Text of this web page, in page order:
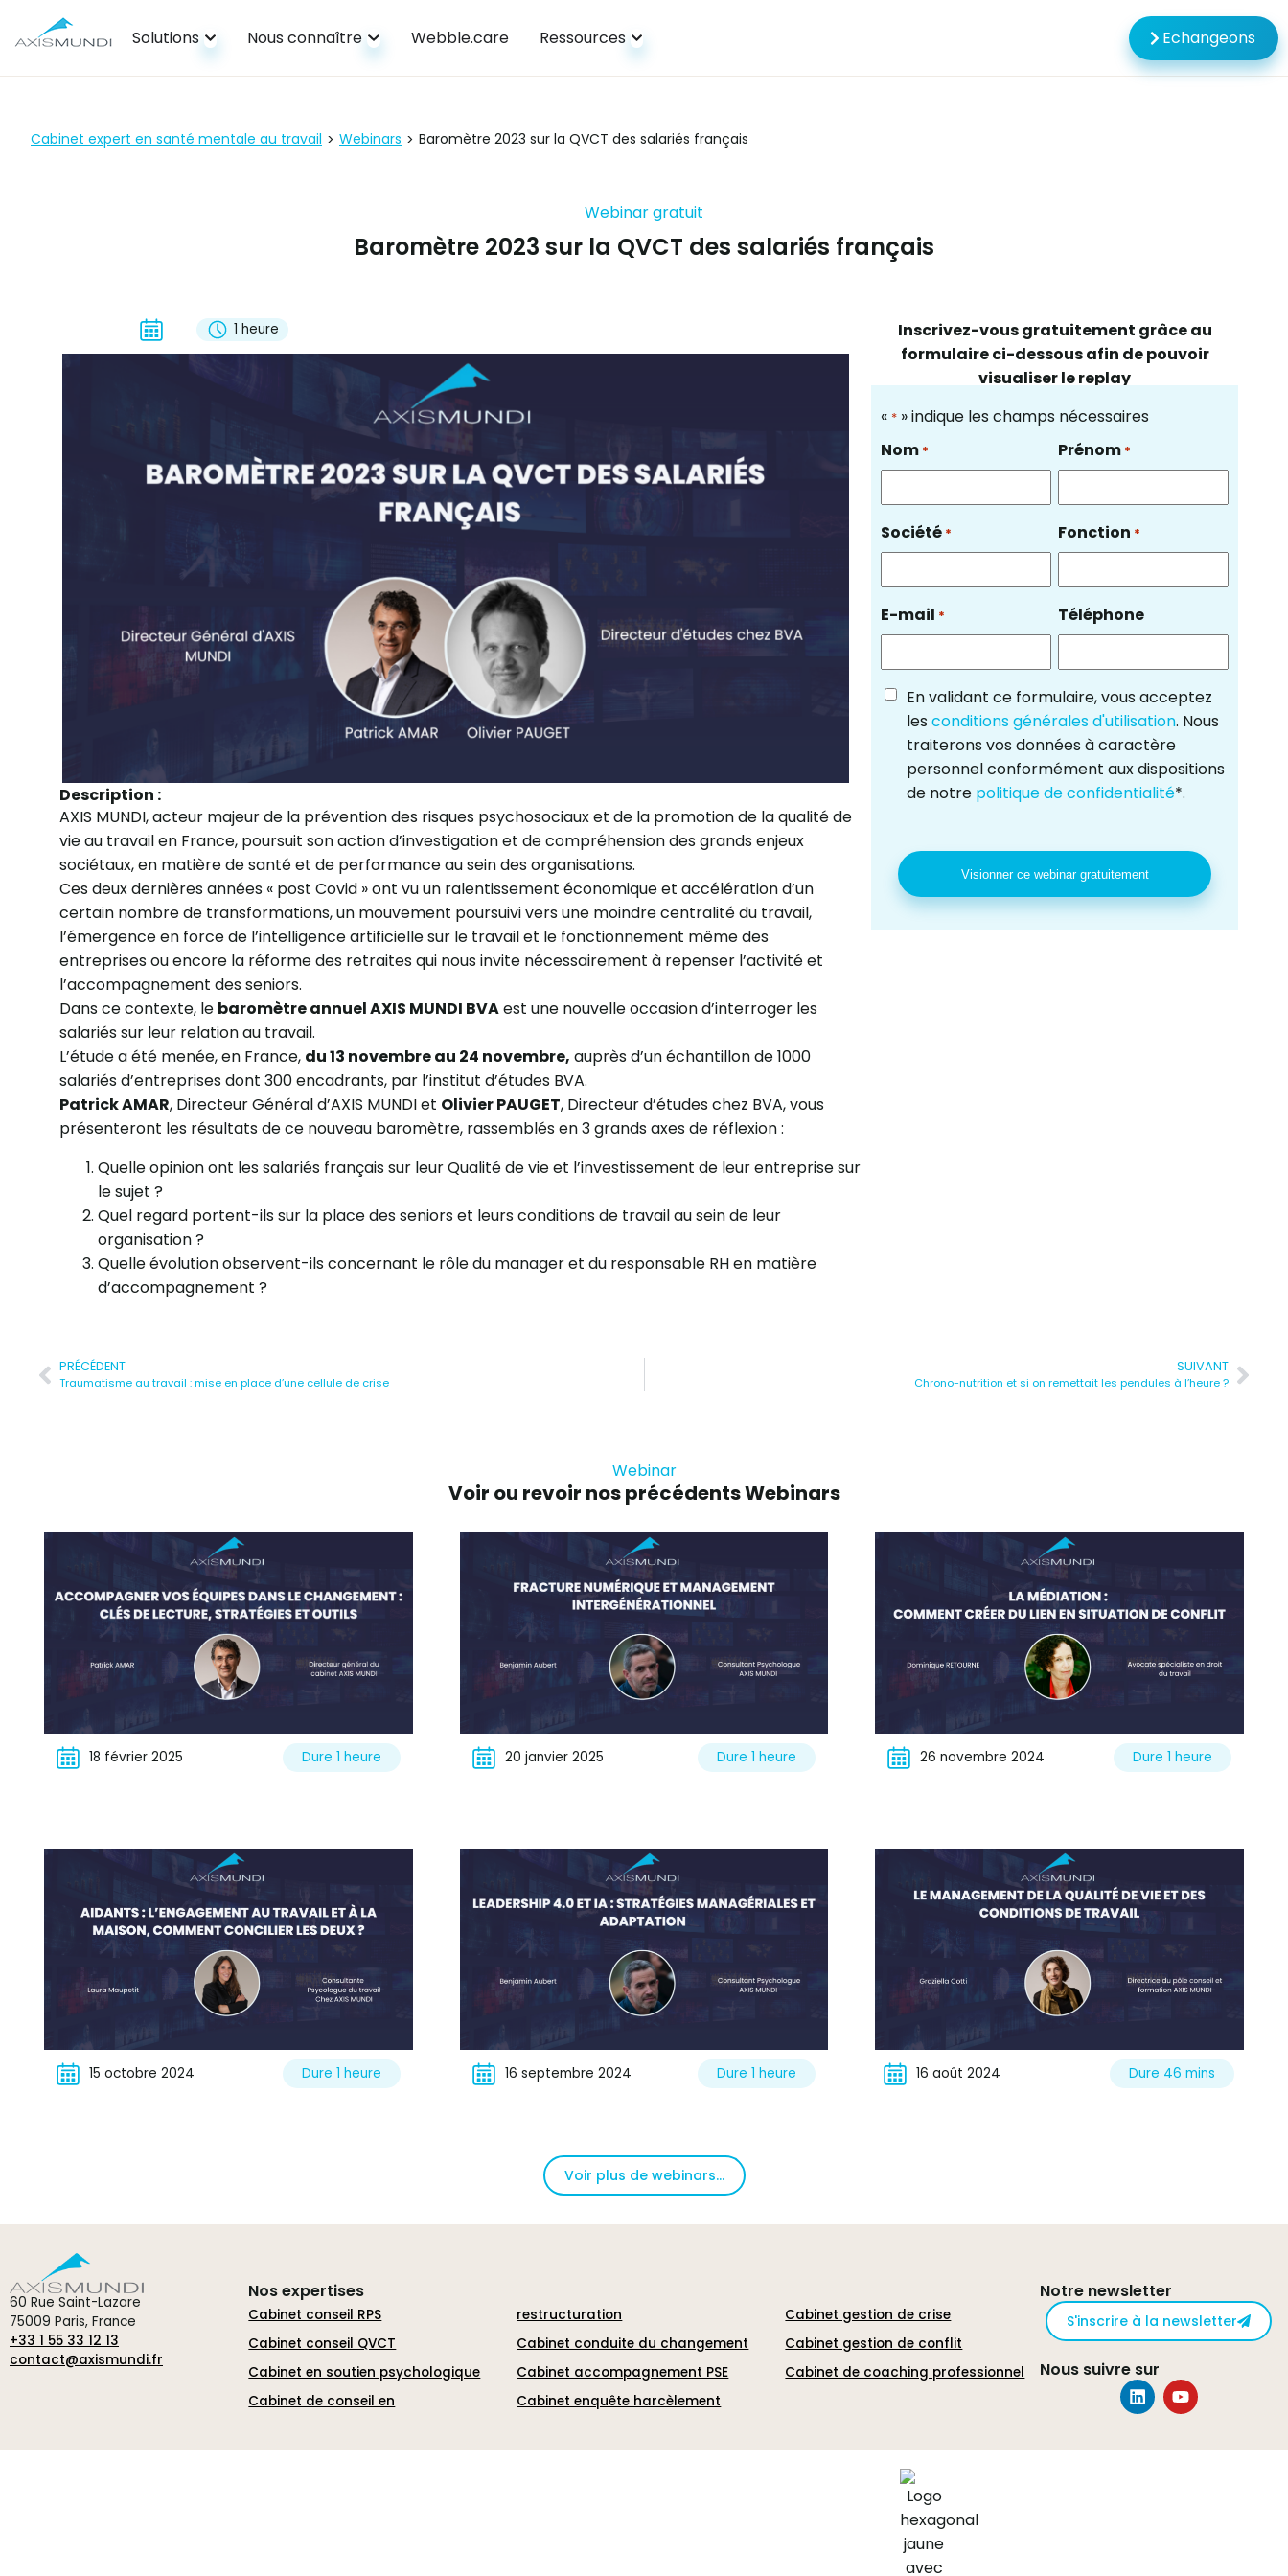
Solutions Nous connaître Webble.care Ressources Echangeons
Cabinet expert en santé mentale au travail > Webinars > Baromètre 2023 sur la QVCT des salariés français
Webinar gratuit
Baromètre 2023 sur la QVCT des salariés français
1 heure
Description :
AXIS MUNDI, acteur majeur de la prévention des risques psychosociaux et de la promotion de la qualité de
vie au travail en France, poursuit son action d’investigation et de compréhension des grands enjeux
sociétaux, en matière de santé et de performance au sein des organisations.
Ces deux dernières années « post Covid » ont vu un ralentissement économique et accélération d’un
certain nombre de transformations, un mouvement poursuivi vers une moindre centralité du travail,
l’émergence en force de l’intelligence artificielle sur le travail et le fonctionnement même des
entreprises ou encore la réforme des retraites qui nous invite nécessairement à repenser l’activité et
l’accompagnement des seniors.
Dans ce contexte, le baromètre annuel AXIS MUNDI BVAest une nouvelle occasion d’interroger les
salariés sur leur relation au travail.
L’étude a été menée, en France, du13 novembre au 24 novembre, auprès d’un échantillon de 1000
salariés d’entreprises dont 300 encadrants, par l’institut d’études BVA.
Patrick AMAR, Directeur Général d’AXIS MUNDI et Olivier PAUGET, Directeur d’études chez BVA, vous
présenteront les résultats de ce nouveau baromètre, rassemblés en 3 grands axes de réflexion :
Quelle opinion ont les salariés français sur leur Qualité de vie et l’investissement de leur entreprise sur
le sujet ?
Quel regard portent-ils sur la place des seniors et leurs conditions de travail au sein de leur
organisation ?
Quelle évolution observent-ils concernant le rôle du manager et du responsable RH en matière
d’accompagnement ?
Inscrivez-vous gratuitement grâce au
formulaire ci-dessous afin de pouvoir
visualiser le replay
« * » indique les champs nécessaires
Nom * Prénom *
Société * Fonction *
E-mail * Téléphone
En validant ce formulaire, vous acceptez
lesconditions générales d'utilisation. Nous
traiterons vos données à caractère
personnel conformément aux dispositions
de notre politique de confidentialité*.
Visionner ce webinar gratuitement
PRÉCÉDENT
Traumatisme au travail : mise en place d’une cellule de crise
SUIVANT
Chrono-nutrition et si on remettait les pendules à l’heure ?
Webinar
Voir ou revoir nos précédents Webinars
18 février 2025 Dure 1 heure 20 janvier 2025 Dure 1 heure 26 novembre 2024 Dure 1 heure
15 octobre 2024 Dure 1 heure 16 septembre 2024 Dure 1 heure 16 août 2024 Dure 46 mins
Voir plus de webinars...
60 Rue Saint-Lazare
75009 Paris, France
+33 1 55 33 12 13
contact@axismundi.fr
Nos expertises
Cabinet conseil RPS
Cabinet conseil QVCT
Cabinet en soutien psychologique
Cabinet de conseil en
restructuration
Cabinet conduite du changement
Cabinet accompagnement PSE
Cabinet enquête harcèlement
Cabinet gestion de crise
Cabinet gestion de conflit
Cabinet de coaching professionnel
Notre newsletter
S'inscrire à la newsletter
Nous suivre sur